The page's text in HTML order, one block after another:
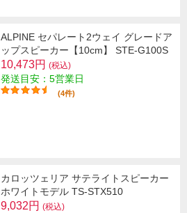
ALPINE セパレート2ウェイ グレードア
ップスピーカー【10cm】 STE-G100S
10,473円 (税込)
発送目安：5営業日
(4件)
カロッツェリア サテライトスピーカー
ホワイトモデル TS-STX510
9,032円 (税込)